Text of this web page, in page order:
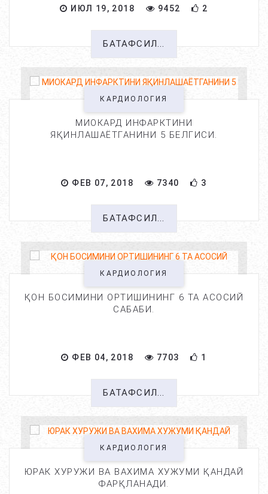
ИЮЛ 19, 2018 9452 2
БАТАФСИЛ...
КАРДИОЛОГИЯ
МИОКАРД ИНФАРКТИНИ
ЯҚИНЛАШАЁТГАНИНИ 5 БЕЛГИСИ.
ФЕВ 07, 2018 7340 3
БАТАФСИЛ...
КАРДИОЛОГИЯ
ҚОН БОСИМИНИ ОРТИШИНИНГ 6 ТА АСОСИЙ
САБАБИ.
ФЕВ 04, 2018 7703 1
БАТАФСИЛ...
КАРДИОЛОГИЯ
ЮРАК ХУРУЖИ ВА ВАХИМА ХУЖУМИ ҚАНДАЙ
ФАРҚЛАНАДИ.